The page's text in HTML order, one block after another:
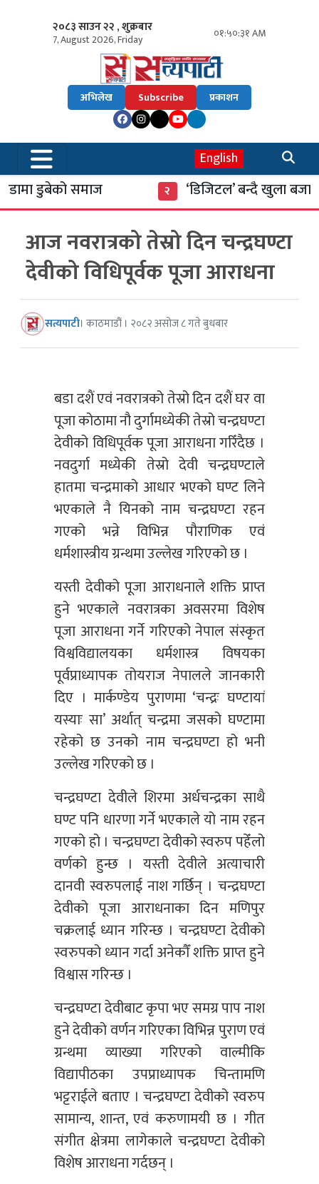
२०८३ साउन २२ , शुक्रबार
7, August 2026, Friday ०१:५०:३१ AM
अभिलेख Subscribe प्रकाशन
English
डुबेको समाज ‘डिजिटल’ बन्दै खुला बजार
आज नवरात्रको तेस्रो दिन चन्द्रघण्टा
देवीको विधिपूर्वक पूजा आराधना
सत्यपाटी। काठमाडौं । २०८२ असोज ८ गते बुधबार
बडा दशैं एवं नवरात्रको तेस्रो दिन दशैं घर वा
पूजा कोठामा नौ दुर्गामध्येकी तेस्रो चन्द्रघण्टा
देवीको विधिपूर्वक पूजा आराधना गरिँदैछ ।
नवदुर्गा मध्येकी तेस्रो देवी चन्द्रघण्टाले
हातमा चन्द्रमाको आधार भएको घण्ट लिने
भएकाले नै यिनको नाम चन्द्रघण्टा रहन
गएको भन्ने विभिन्न पौराणिक एवं
धर्मशास्त्रीय ग्रन्थमा उल्लेख गरिएको छ ।
यस्ती देवीको पूजा आराधनाले शक्ति प्राप्त
हुने भएकाले नवरात्रका अवसरमा विशेष
पूजा आराधना गर्ने गरिएको नेपाल संस्कृत
विश्वविद्यालयका धर्मशास्त्र विषयका
पूर्वप्राध्यापक तोयराज नेपालले जानकारी
दिए । मार्कण्डेय पुराणमा ‘चन्द्रः घण्टायां
यस्याः सा’ अर्थात् चन्द्रमा जसको घण्टामा
रहेको छ उनको नाम चन्द्रघण्टा हो भनी
उल्लेख गरिएको छ ।
चन्द्रघण्टा देवीले शिरमा अर्धचन्द्रका साथै
घण्ट पनि धारणा गर्ने भएकाले यो नाम रहन
गएको हो । चन्द्रघण्टा देवीको स्वरुप पहेँलो
वर्णको हुन्छ । यस्ती देवीले अत्याचारी
दानवी स्वरुपलाई नाश गर्छिन् । चन्द्रघण्टा
देवीको पूजा आराधनाका दिन मणिपुर
चक्रलाई ध्यान गरिन्छ । चन्द्रघण्टा देवीको
स्वरुपको ध्यान गर्दा अनेकौँ शक्ति प्राप्त हुने
विश्वास गरिन्छ ।
चन्द्रघण्टा देवीबाट कृपा भए समग्र पाप नाश
हुने देवीको वर्णन गरिएका विभिन्न पुराण एवं
ग्रन्थमा व्याख्या गरिएको वाल्मीकि
विद्यापीठका उपप्राध्यापक चिन्तामणि
भट्टराईले बताए । चन्द्रघण्टा देवीको स्वरुप
सामान्य, शान्त, एवं करुणामयी छ । गीत
संगीत क्षेत्रमा लागेकाले चन्द्रघण्टा देवीको
विशेष आराधना गर्दछन् ।